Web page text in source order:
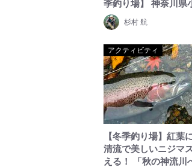
季釣り場】 神奈川県
杉村 航
アクティビティ
【冬季釣り場】紅葉
清流で美しいニジマ
える！ 「秋の神流川